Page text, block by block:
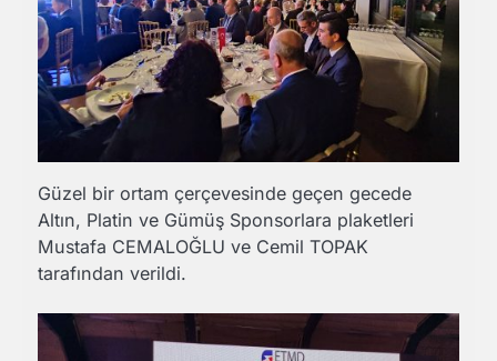
Güzel bir ortam çerçevesinde geçen gecede
Altın, Platin ve Gümüş Sponsorlara plaketleri
Mustafa CEMALOĞLU ve Cemil TOPAK
tarafından verildi.